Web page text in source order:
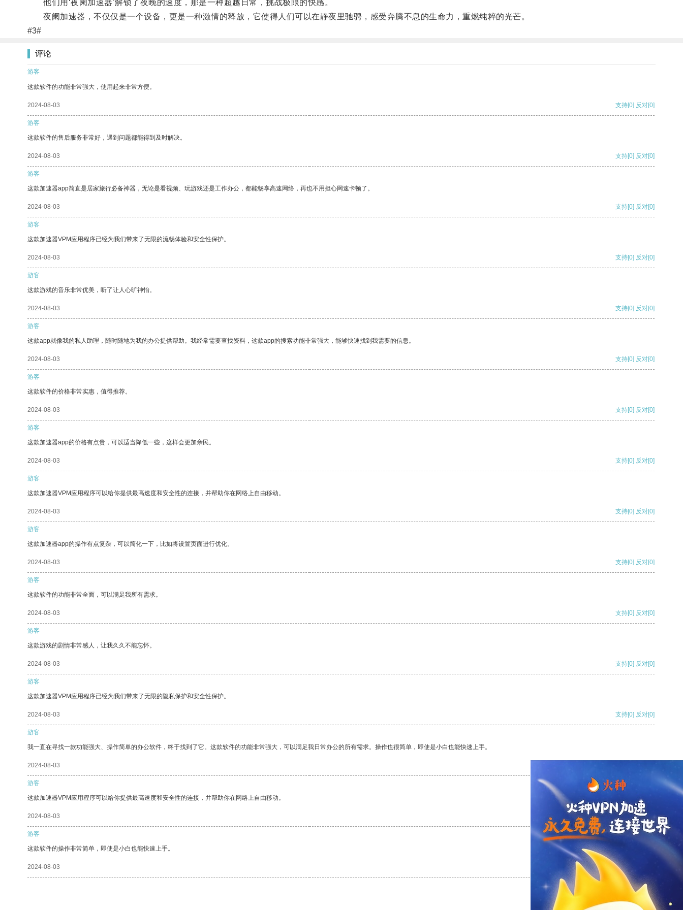
他们用‘夜阑加速器’解锁了夜晚的速度，那是一种超越日常，挑战极限的快感。
夜阑加速器，不仅仅是一个设备，更是一种激情的释放，它使得人们可以在静夜里驰骋，感受奔腾不息的生命力，重燃纯粹的光芒。
#3#
评论
游客
这款软件的功能非常强大，使用起来非常方便。
2024-08-03 支持[0] 反对[0]
游客
这款软件的售后服务非常好，遇到问题都能得到及时解决。
2024-08-03 支持[0] 反对[0]
游客
这款加速器app简直是居家旅行必备神器，无论是看视频、玩游戏还是工作办公，都能畅享高速网络，再也不用担心网速卡顿了。
2024-08-03 支持[0] 反对[0]
游客
这款加速器VPM应用程序已经为我们带来了无限的流畅体验和安全性保护。
2024-08-03 支持[0] 反对[0]
游客
这款游戏的音乐非常优美，听了让人心旷神怡。
2024-08-03 支持[0] 反对[0]
游客
这款app就像我的私人助理，随时随地为我的办公提供帮助。我经常需要查找资料，这款app的搜索功能非常强大，能够快速找到我需要的信息。
2024-08-03 支持[0] 反对[0]
游客
这款软件的价格非常实惠，值得推荐。
2024-08-03 支持[0] 反对[0]
游客
这款加速器app的价格有点贵，可以适当降低一些，这样会更加亲民。
2024-08-03 支持[0] 反对[0]
游客
这款加速器VPM应用程序可以给你提供最高速度和安全性的连接，并帮助你在网络上自由移动。
2024-08-03 支持[0] 反对[0]
游客
这款加速器app的操作有点复杂，可以简化一下，比如将设置页面进行优化。
2024-08-03 支持[0] 反对[0]
游客
这款软件的功能非常全面，可以满足我所有需求。
2024-08-03 支持[0] 反对[0]
游客
这款游戏的剧情非常感人，让我久久不能忘怀。
2024-08-03 支持[0] 反对[0]
游客
这款加速器VPM应用程序已经为我们带来了无限的隐私保护和安全性保护。
2024-08-03 支持[0] 反对[0]
游客
我一直在寻找一款功能强大、操作简单的办公软件，终于找到了它。这款软件的功能非常强大，可以满足我日常办公的所有需求。操作也很简单，即使是小白也能快速上手。
2024-08-03
游客
这款加速器VPM应用程序可以给你提供最高速度和安全性的连接，并帮助你在网络上自由移动。
2024-08-03 支持 [0] 反对 [0]
游客
这款软件的操作非常简单，即使是小白也能快速上手。
2024-08-03 支持